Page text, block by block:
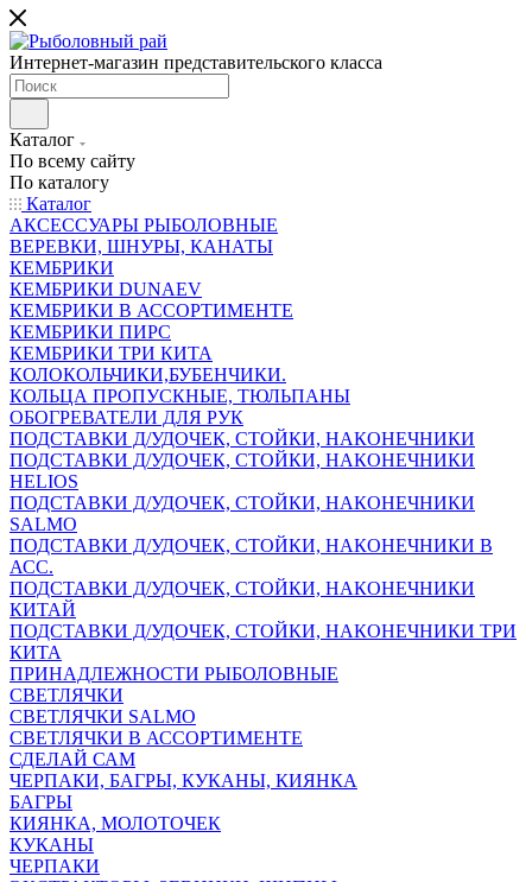
Интернет-магазин представительского класса
Каталог
По всему сайту
По каталогу
Каталог
АКСЕССУАРЫ РЫБОЛОВНЫЕ
ВЕРЕВКИ, ШНУРЫ, КАНАТЫ
КЕМБРИКИ
КЕМБРИКИ DUNAEV
КЕМБРИКИ В АССОРТИМЕНТЕ
КЕМБРИКИ ПИРС
КЕМБРИКИ ТРИ КИТА
КОЛОКОЛЬЧИКИ,БУБЕНЧИКИ.
КОЛЬЦА ПРОПУСКНЫЕ, ТЮЛЬПАНЫ
ОБОГРЕВАТЕЛИ ДЛЯ РУК
ПОДСТАВКИ Д/УДОЧЕК, СТОЙКИ, НАКОНЕЧНИКИ
ПОДСТАВКИ Д/УДОЧЕК, СТОЙКИ, НАКОНЕЧНИКИ
HELIOS
ПОДСТАВКИ Д/УДОЧЕК, СТОЙКИ, НАКОНЕЧНИКИ
SALMO
ПОДСТАВКИ Д/УДОЧЕК, СТОЙКИ, НАКОНЕЧНИКИ В
АСС.
ПОДСТАВКИ Д/УДОЧЕК, СТОЙКИ, НАКОНЕЧНИКИ
КИТАЙ
ПОДСТАВКИ Д/УДОЧЕК, СТОЙКИ, НАКОНЕЧНИКИ ТРИ
КИТА
ПРИНАДЛЕЖНОСТИ РЫБОЛОВНЫЕ
СВЕТЛЯЧКИ
СВЕТЛЯЧКИ SALMO
СВЕТЛЯЧКИ В АССОРТИМЕНТЕ
СДЕЛАЙ САМ
ЧЕРПАКИ, БАГРЫ, КУКАНЫ, КИЯНКА
БАГРЫ
КИЯНКА, МОЛОТОЧЕК
КУКАНЫ
ЧЕРПАКИ